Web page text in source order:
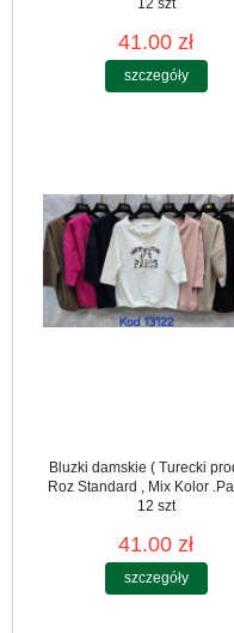
12 szt
41.00 zł
szczegóły
Bluzki damskie ( Turecki
Roz Standard , Mix Kolor
12 szt
41.00 zł
szczegóły